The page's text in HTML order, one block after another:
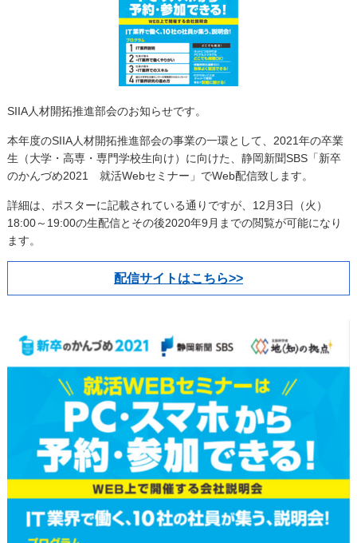
SIIA人材開拓推進部会のお知らせです。
本年度のSIIA人材開拓推進部会の事業の一環として、2021年の卒業
生（大学・高専・専門学校生向け）に向けた、静岡新聞SBS「新卒
のかんづめ2021 就活Webセミナー」でWeb配信致します。
詳細は、ポスターに記載されている通りですが、12月3日（火）
18:00～19:00の生配信とその後2020年9月までの閲覧が可能になり
ます。
配信サイトはこちら>>